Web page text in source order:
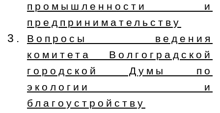
промышленности и
предпринимательству
Вопросы ведения
комитета Волгоградской
городской Думы по
экологии и
благоустройству